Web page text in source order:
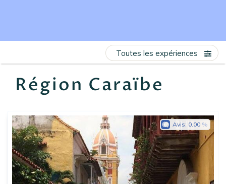
Région Caraïbe
Toutes les expériences
Avis: 0.00